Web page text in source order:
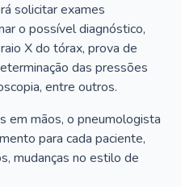
solicitar exames
o possível diagnóstico,
X do tórax, prova de
das pressões
entre outros.
em mãos, o pneumologista
para cada paciente,
mudanças no estilo de